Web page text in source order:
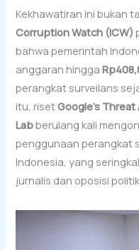
Kekhawatiran ini bukan
Corruption Watch (ICW)
bahwa pemerintah
anggaran hingga
perangkat surveilans
itu, risetGoogle’s
Labberulang kali
penggunaan perangkat
Indonesia, yang
jurnalis dan oposisi